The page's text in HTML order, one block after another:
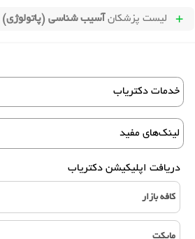
لیست پزشکانآسیب شناسی (پاتولوژی)
خدمات دکتریاب
لینک‌های مفید
دریافت اپلیکیشن دکتریاب
کافه بازار
مایکت